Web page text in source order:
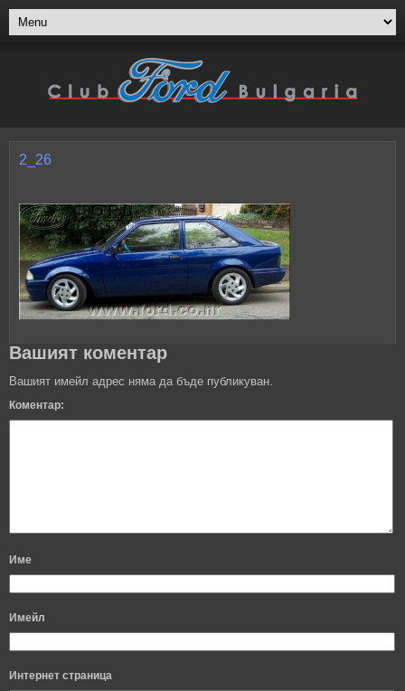
2_26
Вашият коментар
Вашият имейл адрес няма да бъде публикуван.
Коментар:
Име
Имейл
Интернет страница